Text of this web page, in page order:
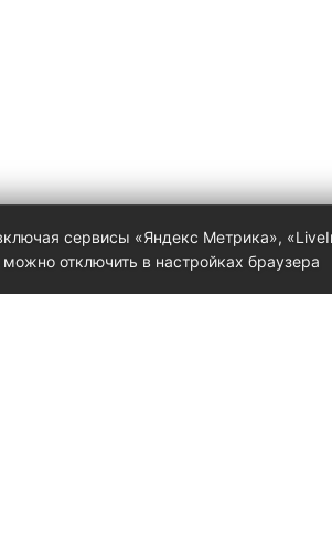
сервисы «Яндекс Метрика»,
отключить в настройках браузера